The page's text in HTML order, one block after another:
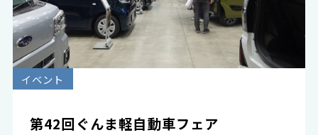
イベント
第42回ぐんま軽自動車フェア